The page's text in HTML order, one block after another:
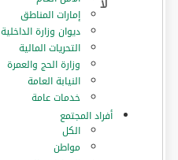
إمارات المناطق
ديوان وزارة الداخلية
التحريات المالية
وزارة الحج والعمرة
النيابة العامة
خدمات عامة
أفراد المجتمع
الكل
مواطن